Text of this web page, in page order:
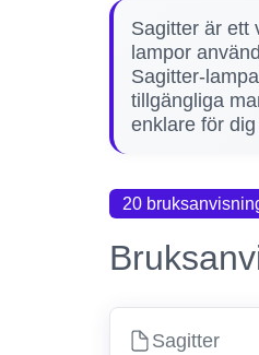
Sagitter är ett
lampor
Sagitter-
tillgängliga
enklare för
20
Sagitter